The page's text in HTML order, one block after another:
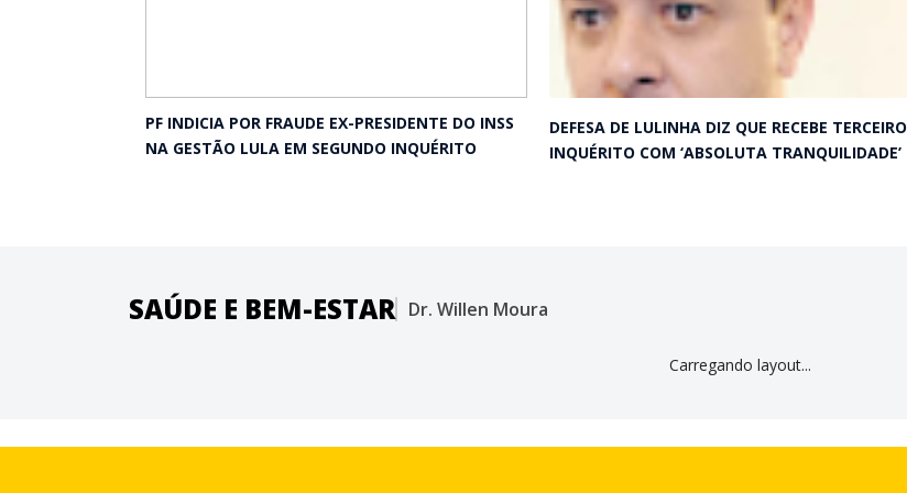
PF INDICIA POR FRAUDE EX-PRESIDENTE DO INSS
NA GESTÃO LULA EM SEGUNDO INQUÉRITO
DEFESA DE LULINHA DIZ QUE RECEBE TERCEIRO
INQUÉRITO COM ‘ABSOLUTA TRANQUILIDADE’
SAÚDE E BEM-ESTAR Dr. Willen Moura
Carregando layout...